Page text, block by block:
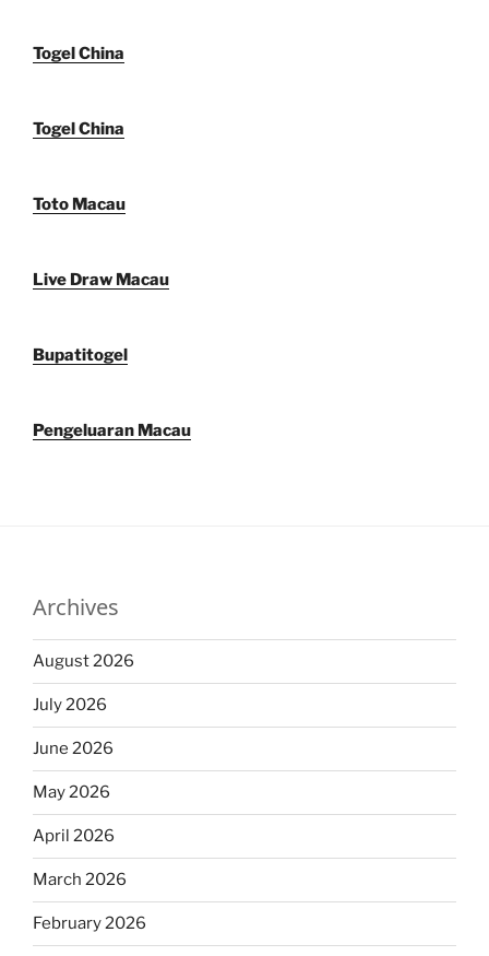
Togel China
Togel China
Toto Macau
Live Draw Macau
Bupatitogel
Pengeluaran Macau
Archives
August 2026
July 2026
June 2026
May 2026
April 2026
March 2026
February 2026